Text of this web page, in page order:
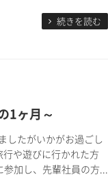
続きを読む
1ヶ月～
したがいかがお過ごし
や遊びに行かれた方
参加し、先輩社員の方...